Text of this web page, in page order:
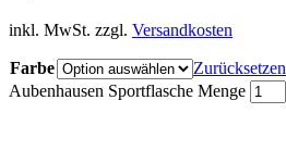
inkl. MwSt. zzgl. Versandkosten
Farbe
Zurücksetzen
Aubenhausen Sportflasche Menge